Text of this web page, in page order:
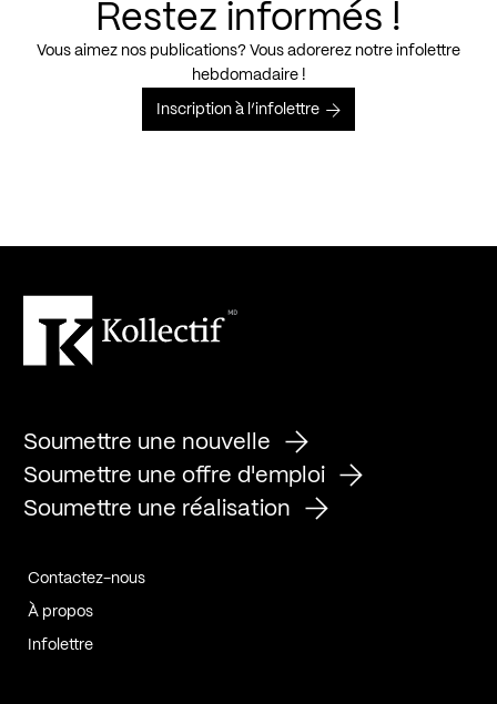
Restez informés !
Vous aimez nos publications? Vous adorerez notre infolettre
hebdomadaire !
Inscription à l’infolettre
Soumettre une nouvelle
Soumettre une offre d'emploi
Soumettre une réalisation
Contactez-nous
À propos
Infolettre